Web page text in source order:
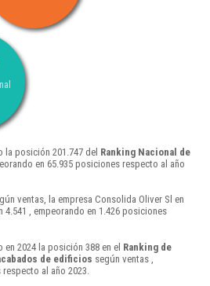
posición 201.747 del Ranking Nacional de
en 65.935 posiciones respecto al año
ventas, la empresa Consolida Oliver Sl en
, empeorando en 1.426 posiciones
2024 la posición 388 en el Ranking de
de edificios según ventas ,
al año 2023.